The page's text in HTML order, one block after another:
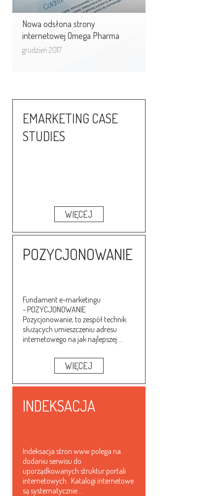
Nowa odsłona strony
internetowej Omega Pharma
grudzień 2017
EMARKETING CASE
STUDIES
WIĘCEJ
POZYCJONOWANIE
Fundament e-marketingu
- POZYCJONOWANIE
Pozycjonowanie, to zespół technik
służących umieszczeniu adresu
internetowego na jak najlepszej ...
WIĘCEJ
INDEKSACJA
Indeksacja stron www polega na
dodaniu serwisu do
uporządkowanych struktur portali
internetowych. Katalogi internetowe
są systematycznie ...